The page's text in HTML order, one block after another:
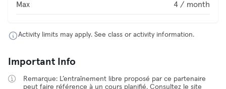
Max 4 / month
Activity limits may apply. See class or activity information.
Important Info
Remarque: L’entraînement libre proposé par ce partenaire
peut faire référence à un cours planifié. Consultez le site